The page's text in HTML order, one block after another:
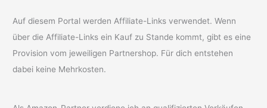
Auf diesem Portal werden Affiliate-Links verwendet. Wenn
über die Affiliate-Links ein Kauf zu Stande kommt, gibt es eine
Provision vom jeweiligen Partnershop. Für dich entstehen
dabei keine Mehrkosten.